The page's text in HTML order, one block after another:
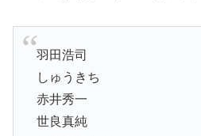
羽田浩司
しゅうきち
赤井秀一
世良真純